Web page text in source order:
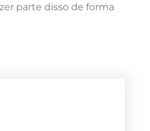
parte disso de forma